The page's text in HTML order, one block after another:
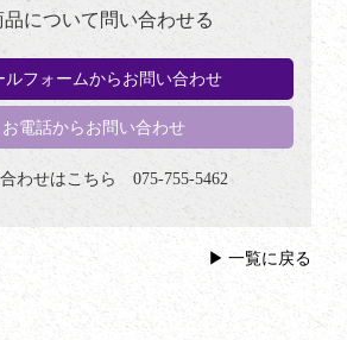
品について問い合わせる
ルフォームからお問い合わせ
お電話からお問い合わせ
わせはこちら 075-755-5462
一覧に戻る